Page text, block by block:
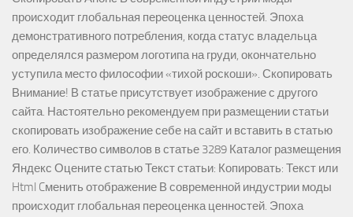
происходит глобальная переоценка ценностей. Эпоха
демонстративного потребления, когда статус владельца
определялся размером логотипа на груди, окончательно
уступила место философии «тихой роскоши». Скопировать
Внимание! В статье присутствует изображение с другого
сайта. Настоятельно рекомендуем при размещении статьи
скопировать изображение себе на сайт и вставить в статью
его. Количество символов в статье 3289 Каталог размещения
Яндекс Оцените статью Текст статьи: Копировать: Текст или
Html Cменить отображение В современной индустрии моды
происходит глобальная переоценка ценностей. Эпоха